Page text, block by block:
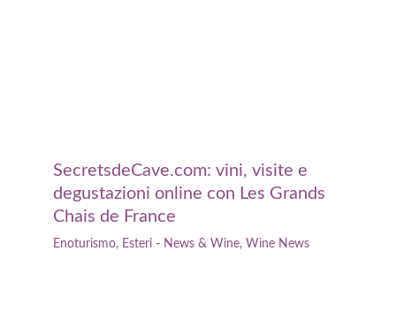
SecretsdeCave.com: vini, visite e
degustazioni online con Les Grands
Chais de France
Enoturismo, Esteri - News & Wine, Wine News